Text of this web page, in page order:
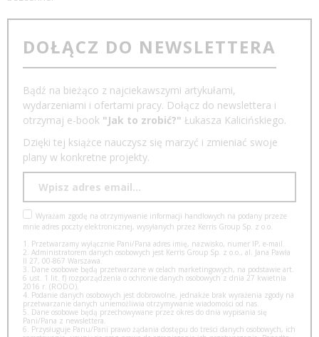
DOŁĄCZ DO NEWSLETTERA
Bądź na bieżąco z najciekawszymi artykułami,
wydarzeniami i ofertami pracy. Dołącz do newslettera i
otrzymaj e-book "Jak to zrobić?" Łukasza Kalicińskiego.
Dzięki tej książce nauczysz się marzyć i zmieniać swoje
plany w konkretne projekty.
Wyrażam zgodę na otrzymywanie informacji handlowych na podany przeze
mnie adres poczty elektronicznej, wysyłanych przez Kerris Group Sp. z o.o.
1. Przetwarzamy wyłącznie Pani/Pana adres imię, nazwisko, numer IP, e-mail.
2. Administratorem danych osobowych jest Kerris Group Sp. z o.o., al. Jana Pawła
II 27, 00-867 Warszawa.
3. Dane osobowe będą przetwarzane w celach marketingowych, na podstawie art.
6 ust. 1 lit. f) rozporządzenia o ochronie danych osobowych z dnia 27 kwietnia
2016 r. (RODO).
4. Podanie danych osobowych jest dobrowolne, jednakże brak wyrażenia zgody na
przetwarzanie danych uniemożliwia otrzymywanie wiadomości od nas.
5. Dane osobowe będą przechowywane przez okres do dnia wypisania się
Pani/Pana z newslettera.
6. Przysługuje Panu/Pani prawo żądania dostępu do treści danych osobowych, ich